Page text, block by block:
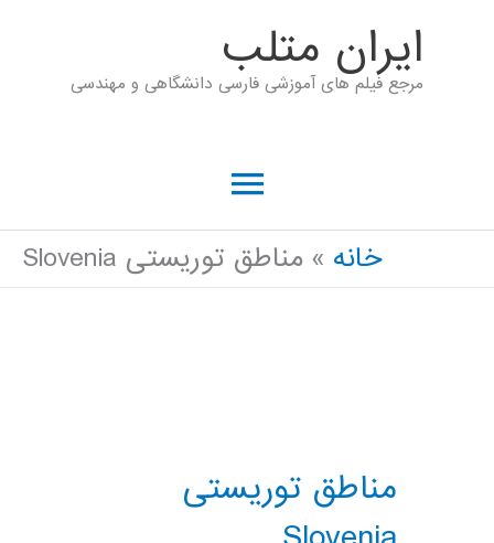
ايران متلب
مرجع فیلم های آموزشی فارسی دانشگاهی و مهندسی
فهرست
اصلی
خانه مناطق توریستی Slovenia
مناطق توریستی